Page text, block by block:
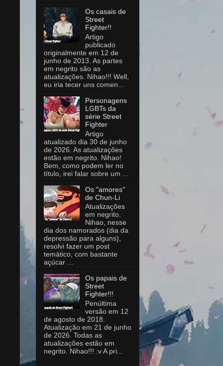
Os casais de
Street
Fighter!!
Artigo
publicado
originalmente em 12 de
junho de 2013. As partes
em negrito são as
atualizações. Nihao!!! Well,
eu iria tecer uns comen...
Personagens
LGBTs da
série Street
Fighter
Artigo
atualizado dia 30 de junho
de 2026. As atualizações
estão em negrito. Nihao!
Bem, como podem ler no
título, irei falar sobre um ...
Os "amores"
de Chun-Li
Atualizações
em negrito.
Nihao, nesse
dia dos namorados (dia da
depressão para alguns),
resolvi fazer um post
temático, com bastante
açúcar ...
Os papais de
Street
Fighter!!!
Penúltima
versão em 12
de agosto de 2018.
Atualização em 21 de junho
de 2026. Todas as
atualizações estão em
negrito. Nihao!!! :v A pri...